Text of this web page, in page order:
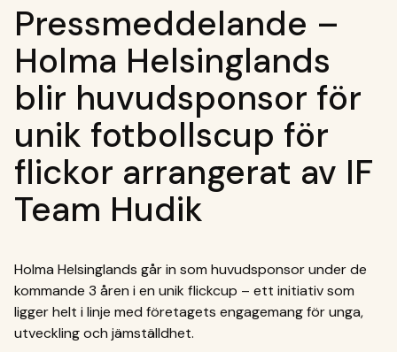
Pressmeddelande –
Holma Helsinglands
blir huvudsponsor för
unik fotbollscup för
flickor arrangerat av IF
Team Hudik
Holma Helsinglands går in som huvudsponsor under de
kommande 3 åren i en unik flickcup – ett initiativ som
ligger helt i linje med företagets engagemang för unga,
utveckling och jämställdhet.